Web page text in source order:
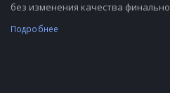
без изменения качества
Подробнее